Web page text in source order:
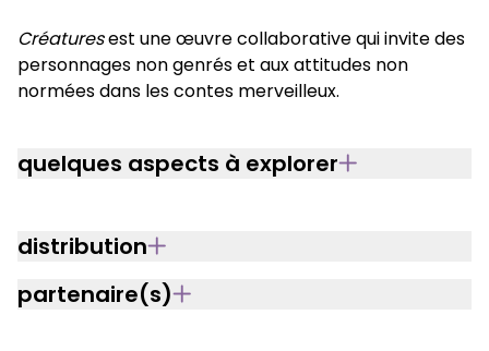
Créaturesest une œuvre collaborative qui invite des
personnages non genrés et aux attitudes non
normées dans les contes merveilleux.
quelques aspects à explorer
distribution
partenaire(s)